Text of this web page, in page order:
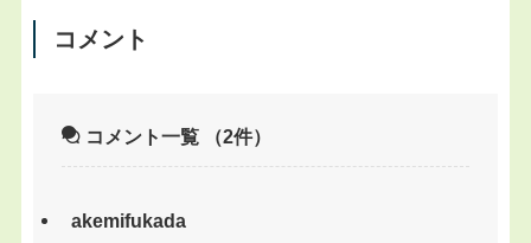
コメント
コメント一覧 （2件）
akemifukada